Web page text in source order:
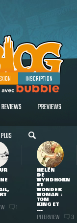
INSCRIPTION
REVIEWS PREVIEWS
PLUS
1
HELEN
DE
WYNDHORN
ET
WONDER
WOMAN :
TOM
KING ET
...
INTERVIEW 3